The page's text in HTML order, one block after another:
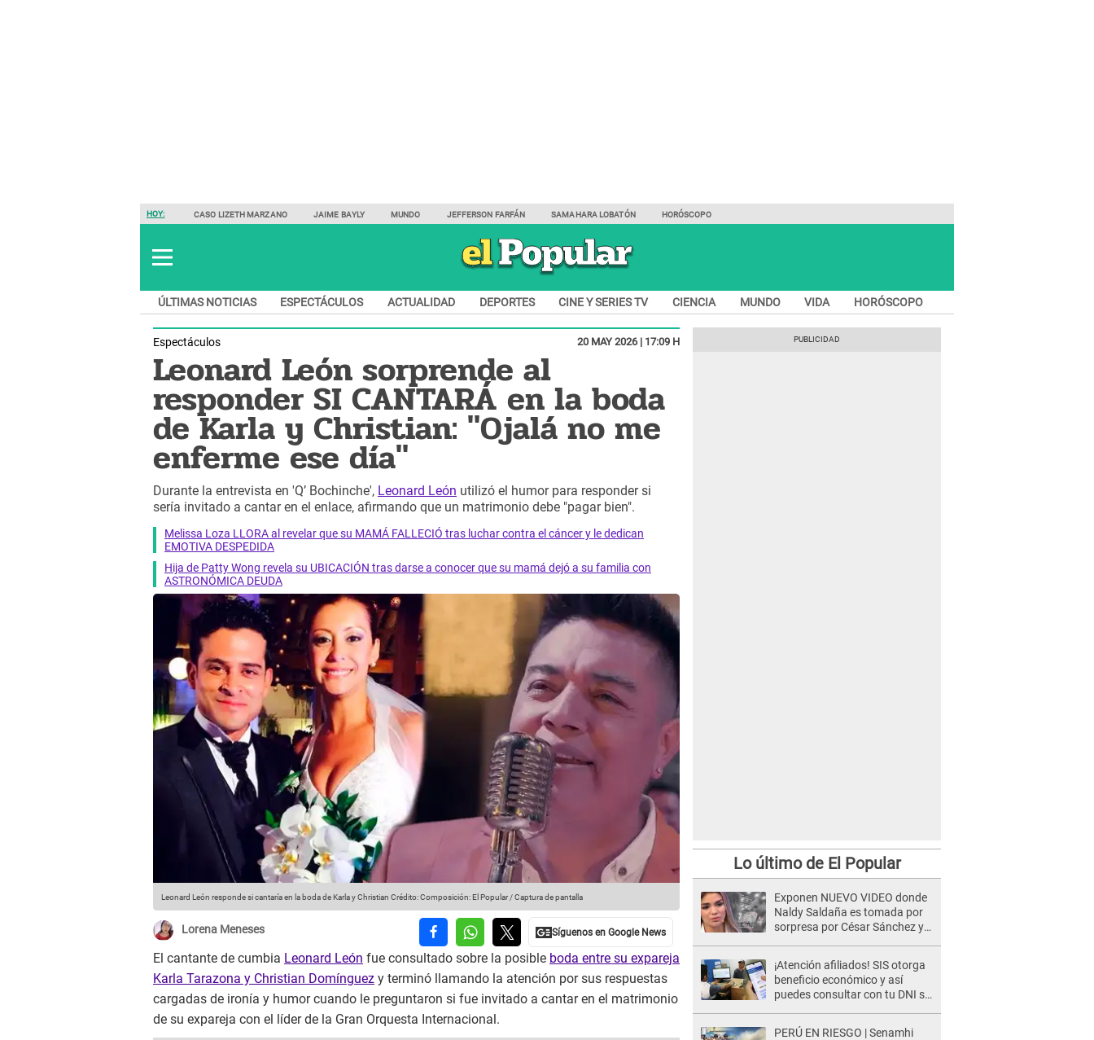
HOY: CASO LIZETH MARZANO JAIME BAYLY MUNDO JEFFERSON FARFÁN SAMAHARA LOBATÓN HORÓSCOPO
ÚLTIMAS NOTICIAS ESPECTÁCULOS ACTUALIDAD DEPORTES CINE Y SERIES TV CIENCIA MUNDO VIDA HORÓSCOPO
Espectáculos 20 MAY 2026 | 17:09 H
Leonard León sorprende al
responder SI CANTARÁ en la boda
de Karla y Christian: "Ojalá no me
enferme ese día"
Durante la entrevista en 'Q’ Bochinche', Leonard León utilizó el humor para responder si
sería invitado a cantar en el enlace, afirmando que un matrimonio debe "pagar bien".
Melissa Loza LLORA al revelar que su MAMÁ FALLECIÓ tras luchar contra el cáncer y le dedican
EMOTIVA DESPEDIDA
Hija de Patty Wong revela su UBICACIÓN tras darse a conocer que su mamá dejó a su familia con
ASTRONÓMICA DEUDA
Leonard León responde si cantaría en la boda de Karla y Christian Crédito: Composición: El Popular / Captura de pantalla
Lorena Meneses
El cantante de cumbia Leonard León fue consultado sobre la posible boda entre su expareja
Karla Tarazona y Christian Domínguez y terminó llamando la atención por sus respuestas
cargadas de ironía y humor cuando le preguntaron si fue invitado a cantar en el matrimonio
de su expareja con el líder de la Gran Orquesta Internacional.
Lo último de El Popular
Exponen NUEVO VIDEO donde
Naldy Saldaña es tomada por
sorpresa por César Sánchez y
¡Atención afiliados! SIS otorga
beneficio económico y así
puedes consultar con tu DNI si
PERÚ EN RIESGO | Senamhi